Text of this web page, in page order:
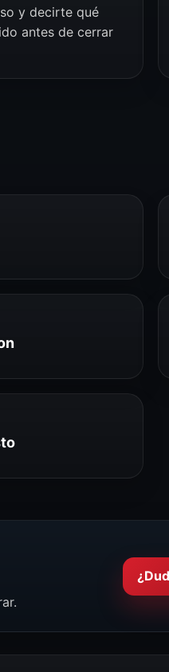
y decirte qué
antes de cerrar